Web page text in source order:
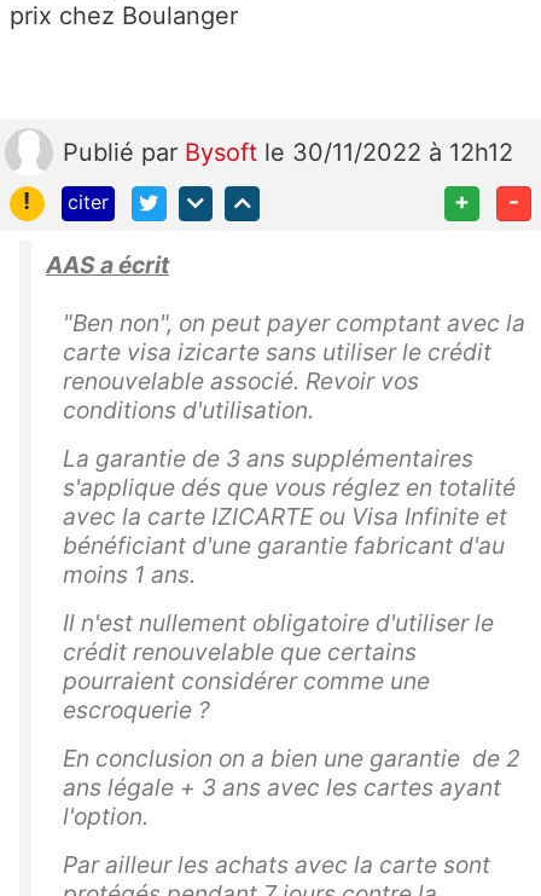
prix chez Boulanger
Publié par Bysoft le 30/11/2022 à 12h12
!
citer + -
AAS a écrit
"Ben non", on peut payer comptant avec la
carte visa izicarte sans utiliser le crédit
renouvelable associé. Revoir vos
conditions d'utilisation.
La garantie de 3 ans supplémentaires
s'applique dés que vous réglez en totalité
avec la carte IZICARTE ou Visa Infinite et
bénéficiant d'une garantie fabricant d'au
moins 1 ans.
Il n'est nullement obligatoire d'utiliser le
crédit renouvelable que certains
pourraient considérer comme une
escroquerie ?
En conclusion on a bien une garantie de 2
ans légale + 3 ans avec les cartes ayant
l'option.
Par ailleur les achats avec la carte sont